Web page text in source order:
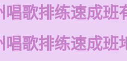
唱歌排练速成班
唱歌排练速成班